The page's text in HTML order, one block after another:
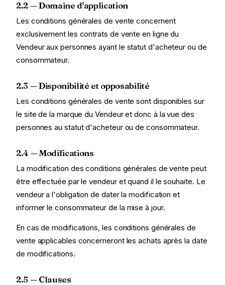
2.2 — Domaine d'application
Les conditions générales de vente concernent
exclusivement les contrats de vente en ligne du
Vendeur aux personnes ayant le statut d'acheteur ou de
consommateur.
2.3 — Disponibilité et opposabilité
Les conditions générales de vente sont disponibles sur
le site de la marque du Vendeur et donc à la vue des
personnes au statut d'acheteur ou de consommateur.
2.4 — Modifications
La modification des conditions générales de vente peut
être effectuée par le vendeur et quand il le souhaite. Le
vendeur a l'obligation de dater la modification et
informer le consommateur de la mise à jour.
En cas de modifications, les conditions générales de
vente applicables concerneront les achats après la date
de modifications.
2.5 — Clauses